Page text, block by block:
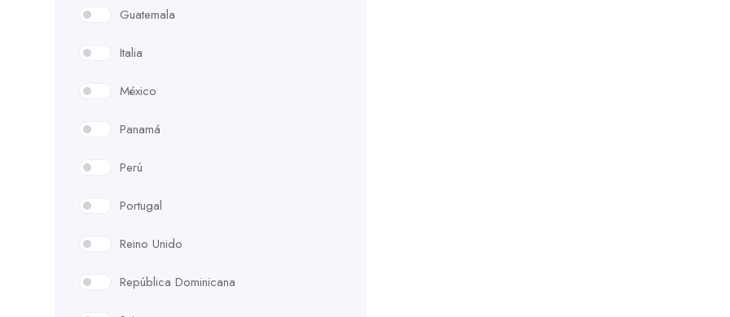
Guatemala
Italia
México
Panamá
Perú
Portugal
Reino Unido
República Dominicana